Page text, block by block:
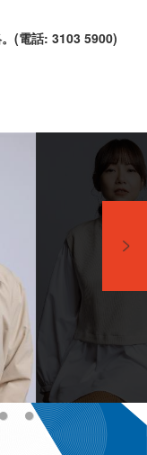
(電話: 3103 5900)